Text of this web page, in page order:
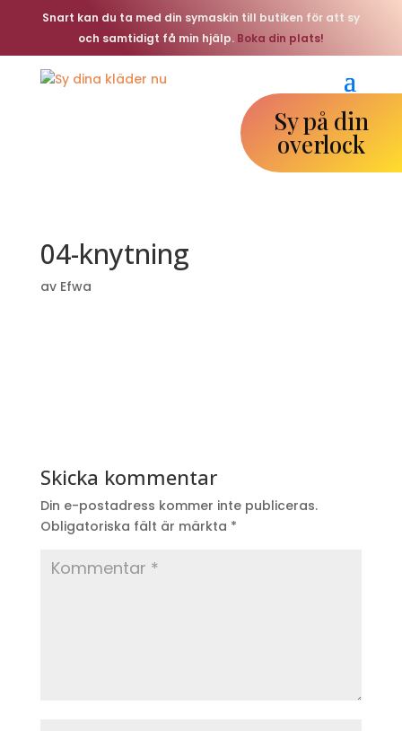
Snart kan du ta med din symaskin till butiken för att sy
och samtidigt få min hjälp. Boka din plats!
Sy på din
overlock
04-knytning
av Efwa
Skicka kommentar
Din e-postadress kommer inte publiceras.
Obligatoriska fält är märkta *